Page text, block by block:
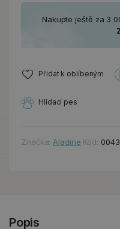
Nakupte ještě za 3
Přidat k oblíbeným
Hlídací pes
Značka: Aladine Kód:
Popis